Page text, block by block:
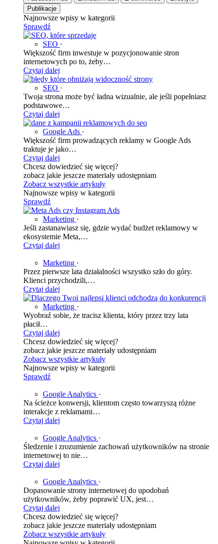
Publikacje
Najnowsze wpisy w kategorii
Sprawdź
SEO ·
Większość firm inwestuje w pozycjonowanie stron
internetowych po to, żeby…
Czytaj dalej
SEO ·
Twoja strona może być ładna wizualnie, ale jeśli popełniasz
podstawowe…
Czytaj dalej
Google Ads ·
Większość firm prowadzących reklamy w Google Ads
traktuje je jako…
Czytaj dalej
Chcesz dowiedzieć się więcej?
zobacz jakie jeszcze materiały udostępniam
Zobacz wszystkie artykuły
Najnowsze wpisy w kategorii
Sprawdź
Marketing ·
Jeśli zastanawiasz się, gdzie wydać budżet reklamowy w
ekosystemie Meta,…
Czytaj dalej
Marketing ·
Przez pierwsze lata działalności wszystko szło do góry.
Klienci przychodzili,…
Czytaj dalej
Marketing ·
Wyobraź sobie, że tracisz klienta, który przez trzy lata
płacił…
Czytaj dalej
Chcesz dowiedzieć się więcej?
zobacz jakie jeszcze materiały udostępniam
Zobacz wszystkie artykuły
Najnowsze wpisy w kategorii
Sprawdź
Google Analytics ·
Na ścieżce konwersji, klientom często towarzyszą różne
interakcje z reklamami…
Czytaj dalej
Google Analytics ·
Śledzenie i zrozumienie zachowań użytkowników na stronie
internetowej to nie…
Czytaj dalej
Google Analytics ·
Dopasowanie strony internetowej do upodobań
użytkowników, żeby poprawić UX, jest…
Czytaj dalej
Chcesz dowiedzieć się więcej?
zobacz jakie jeszcze materiały udostępniam
Zobacz wszystkie artykuły